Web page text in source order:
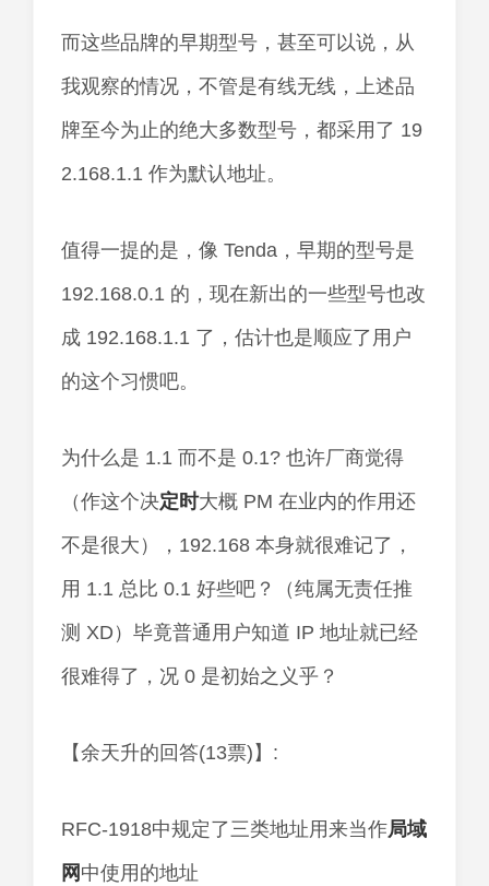
而这些品牌的早期型号，甚至可以说，从
我观察的情况，不管是有线无线，上述品
牌至今为止的绝大多数型号，都采用了 19
2.168.1.1 作为默认地址。
值得一提的是，像 Tenda，早期的型号是
192.168.0.1 的，现在新出的一些型号也改
成 192.168.1.1 了，估计也是顺应了用户
的这个习惯吧。
为什么是 1.1 而不是 0.1? 也许厂商觉得
（作这个决定时大概 PM 在业内的作用还
不是很大），192.168 本身就很难记了，
用 1.1 总比 0.1 好些吧？（纯属无责任推
测 XD）毕竟普通用户知道 IP 地址就已经
很难得了，况 0 是初始之义乎？
【余天升的回答(13票)】:
RFC-1918中规定了三类地址用来当作局域
网 中使用的地址